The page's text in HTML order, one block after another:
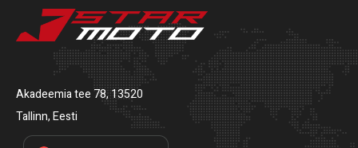
Akadeemia tee 78, 13520
Tallinn, Eesti